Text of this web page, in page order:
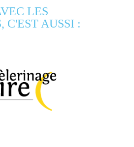
LES
C'EST AUSSI :